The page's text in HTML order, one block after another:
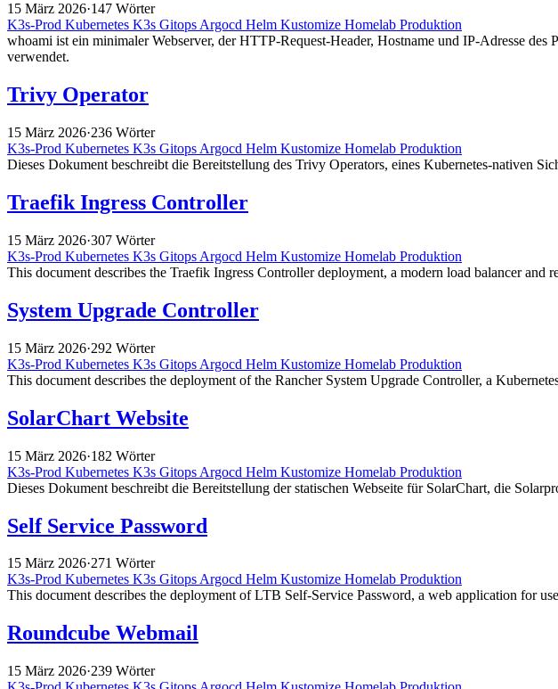
15 März 2026·147 Wörter
K3s-Prod Kubernetes K3s GitopsArgocd Helm Kustomize Homelab Produktion
whoami ist ein minimaler Webserver, der HTTP-Request-Header, Hostname und IP-Adresse
verwendet.
Trivy Operator
15 März 2026·236 Wörter
K3s-Prod Kubernetes K3s Gitops Argocd Helm Kustomize Homelab Produktion
Dieses Dokument beschreibt die Bereitstellung des Trivy Operators, eines Kubernetes-nativen
Traefik Ingress Controller
15 März 2026·307 Wörter
K3s-Prod Kubernetes K3s Gitops Argocd Helm Kustomize Homelab Produktion
This document describes the Traefik Ingress Controller deployment, a modern load balancer and
System Upgrade Controller
15 März 2026·292 Wörter
K3s-Prod Kubernetes K3s Gitops Argocd Helm Kustomize Homelab Produktion
This document describes the deployment of the Rancher System Upgrade Controller, a
SolarChart Website
15 März 2026·182 Wörter
K3s-Prod Kubernetes K3s Gitops Argocd Helm Kustomize Homelab Produktion
Dieses Dokument beschreibt die Bereitstellung der statischen Webseite für SolarChart, die
Self Service Password
15 März 2026·271 Wörter
K3s-Prod Kubernetes K3s GitopsArgocd Helm Kustomize Homelab Produktion
This document describes the deployment of LTB Self-Service Password, a web application for
Roundcube Webmail
15 März 2026·239 Wörter